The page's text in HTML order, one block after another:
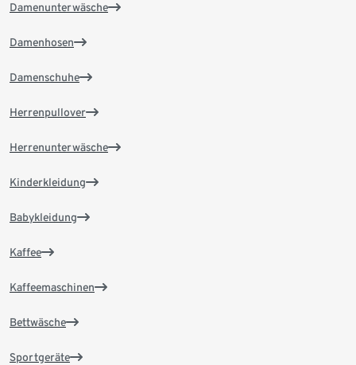
Damenunterwäsche
Damenhosen
Damenschuhe
Herrenpullover
Herrenunterwäsche
Kinderkleidung
Babykleidung
Kaffee
Kaffeemaschinen
Bettwäsche
Sportgeräte